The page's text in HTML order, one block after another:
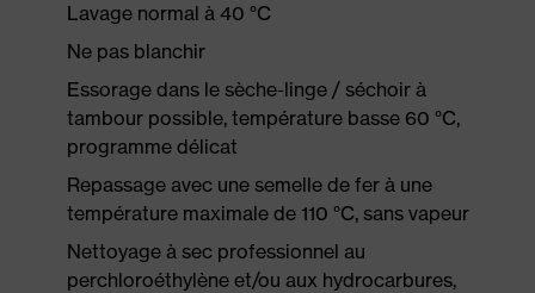
Lavage normal à 40 °C
Ne pas blanchir
Essorage dans le sèche-linge / séchoir à
tambour possible, température basse 60 °C,
programme délicat
Repassage avec une semelle de fer à une
température maximale de 110 °C, sans vapeur
Nettoyage à sec professionnel au
perchloroéthylène et/ou aux hydrocarbures,